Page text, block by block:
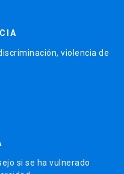
violencia de
si se ha vulnerado